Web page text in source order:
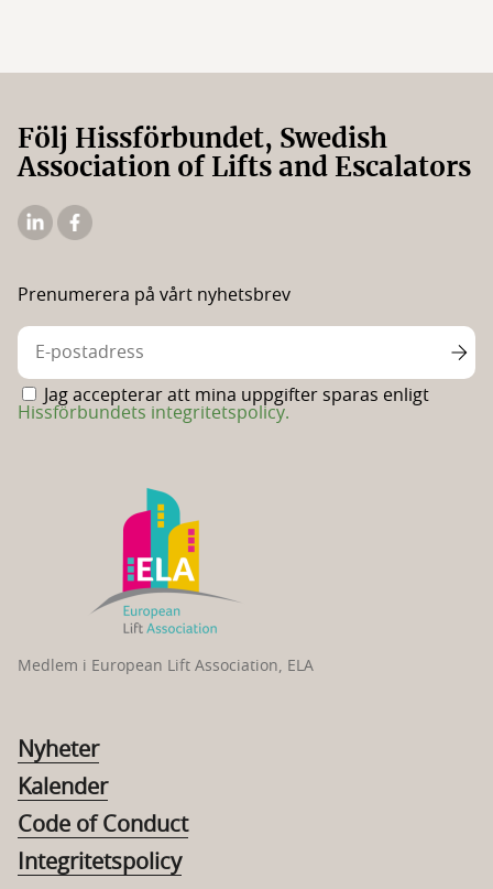
Följ Hissförbundet, Swedish
Association of Lifts and Escalators
Medlem i European Lift Association, ELA
Prenumerera på vårt nyhetsbrev
Jag accepterar att mina uppgifter sparas enligt
Hissförbundets integritetspolicy.
Nyheter
Kalender
Code of Conduct
Integritetspolicy